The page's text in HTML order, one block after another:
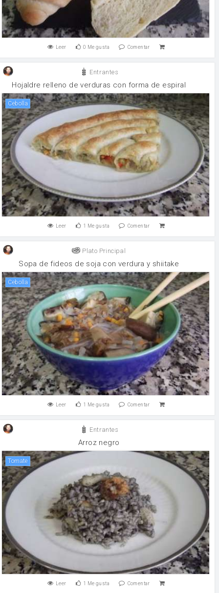
Leer 0 Me gusta Comentar
Entrantes
Hojaldre relleno de verduras con forma de espiral
cebolla
Leer 1 Me gusta Comentar
Plato Principal
Sopa de fideos de soja con verdura y shiitake
cebolla
Leer 1 Me gusta Comentar
Entrantes
Arroz negro
tomate
Leer 1 Me gusta Comentar